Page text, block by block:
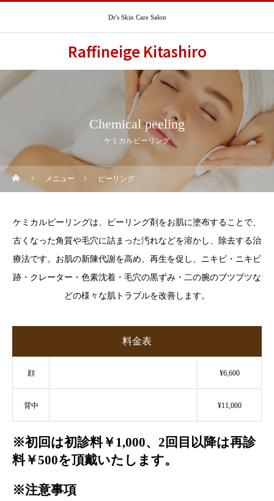
Dr's Skin Care Salon
Raffineige Kitashiro
Chemical peeling
ケミカルピーリング
メニュー ピーリング
ケミカルピーリングは、ピーリング剤をお肌に塗布することで、
古くなった角質や毛穴に詰まった汚れなどを溶かし、除去する治
療法です。お肌の新陳代謝を高め、再生を促し、ニキビ・ニキビ
跡・クレーター・色素沈着・毛穴の黒ずみ・二の腕のブツブツな
どの様々な肌トラブルを改善します。
料金表
顔 ¥6,600
背中 ¥11,000
※初回は初診料￥1,000、2回目以降は再診
料￥500を頂戴いたします。
※注意事項